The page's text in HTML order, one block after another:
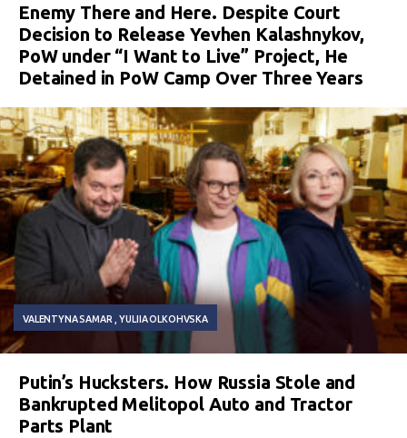
Enemy There and Here. Despite Court
Decision to Release Yevhen Kalashnykov,
PoW under “I Want to Live” Project, He
Detained in PoW Camp Over Three Years
VALENTYNA SAMAR YULIIA OLKOHVSKA
Putin’s Hucksters. How Russia Stole and
Bankrupted Melitopol Auto and Tractor
Parts Plant